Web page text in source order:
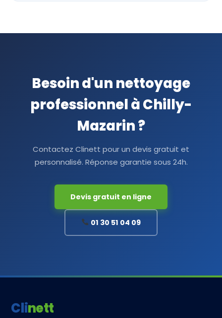
Besoin d'un nettoyage
professionnel à Chilly-
Mazarin ?
Contactez Clinett pour un devis gratuit et
personnalisé. Réponse garantie sous 24h.
Devis gratuit en ligne
01 30 51 04 09
Clinett